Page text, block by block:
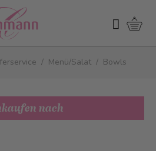
Suchen
/ Menü/Salat / Bowls
nach